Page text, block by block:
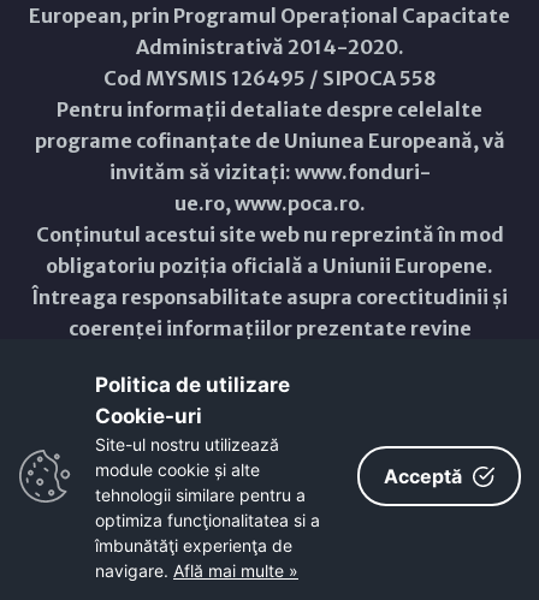
European, prin Programul Operațional Capacitate
Administrativă 2014-2020.
Cod MYSMIS 126495 / SIPOCA 558
Pentru informații detaliate despre celelalte
programe cofinanțate de Uniunea Europeană, vă
invităm să vizitați: www.fonduri-
ue.ro,www.poca.ro.
Conținutul acestui site web nu reprezintă în mod
obligatoriu poziția oficială a Uniunii Europene.
Întreaga responsabilitate asupra corectitudinii și
coerenței informațiilor prezentate revine
Copyright © 2021 - 2026 -
ResponsiveVoice
Non-Commercial License
Politica de utilizare
Cookie-uri‎
Site-ul nostru utilizează
module cookie și alte
tehnologii similare pentru a
optimiza funcţionalitatea si a
îmbunătăţi experienţa de
navigare. Află mai multe »
Acceptă